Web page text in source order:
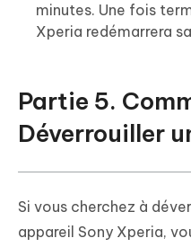
minutes. Une fois
Xperia redémarrera
Partie 5.
Déverrouiller
Si vous cherchez à
appareil Sony Xperia,